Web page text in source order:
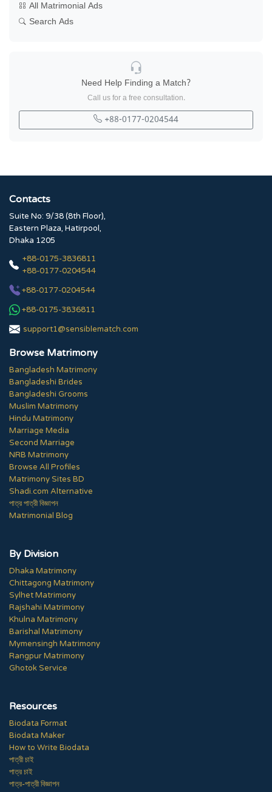
All Matrimonial Ads
Search Ads
Need Help Finding a Match?
Call us for a free consultation.
+88-0177-0204544
Contacts
Suite No: 9/38 (8th Floor),
Eastern Plaza, Hatirpool,
Dhaka 1205
+88-0175-3836811
+88-0177-0204544
+88-0177-0204544
+88-0175-3836811
support1@sensiblematch.com
Browse Matrimony
Bangladesh Matrimony
Bangladeshi Brides
Bangladeshi Grooms
Muslim Matrimony
Hindu Matrimony
Marriage Media
Second Marriage
NRB Matrimony
Browse All Profiles
Matrimony Sites BD
Shadi.com Alternative
পাত্র পাত্রী বিজ্ঞাপন
Matrimonial Blog
By Division
Dhaka Matrimony
Chittagong Matrimony
Sylhet Matrimony
Rajshahi Matrimony
Khulna Matrimony
Barishal Matrimony
Mymensingh Matrimony
Rangpur Matrimony
Ghotok Service
Resources
Biodata Format
Biodata Maker
How to Write Biodata
পাত্রী চাই
পাত্র চাই
পাত্র-পাত্রী বিজ্ঞাপন